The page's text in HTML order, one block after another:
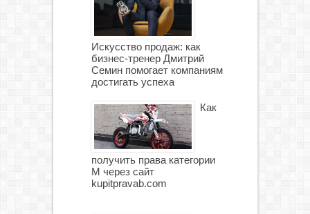
Искусство продаж: как
бизнес-тренер Дмитрий
Семин помогает компаниям
достигать успеха
Как
получить права категории
М через сайт
kupitpravab.com